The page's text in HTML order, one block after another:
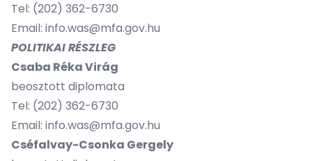
Tel: (202) 362-6730
Email: info.was@mfa.gov.hu
POLITIKAI RÉSZLEG
Csaba Réka Virág
beosztott diplomata
Tel: (202) 362-6730
Email: info.was@mfa.gov.hu
Cséfalvay-Csonka Gergely